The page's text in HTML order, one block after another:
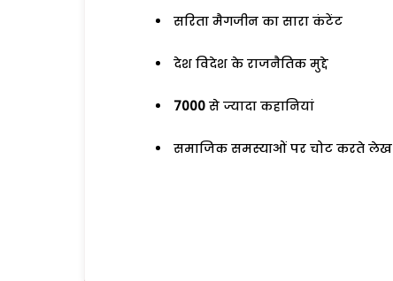
सरिता मैगजीन का सारा कंटेंट
देश विदेश के राजनैतिक मुद्दे
7000 से ज्यादा कहानियां
समाजिक समस्याओं पर चोट करते लेख